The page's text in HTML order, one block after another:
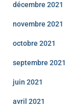
décembre 2021
novembre 2021
octobre 2021
septembre 2021
juin 2021
avril 2021